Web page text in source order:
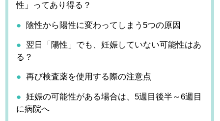
性」ってあり得る？
陰性から陽性に変わってしまう5つの原因
翌日「陽性」でも、妊娠していない可能性はあ
る？
再び検査薬を使用する際の注意点
妊娠の可能性がある場合は、5週目後半～6週目
に病院へ